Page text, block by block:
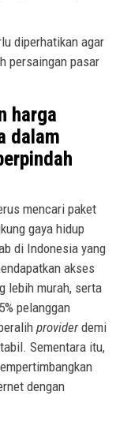
diperhatikan agar
persaingan pasar
harga
dalam
mencari paket
gaya hidup
di Indonesia yang
akses
lebih murah, serta
pelanggan
providerdemi
Sementara itu,
dengan